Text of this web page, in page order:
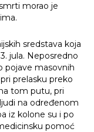
morao je
sredstava koja
jula. Neposredno
pojave masovnih
prelasku preko
tom putu, pri
na određenom
iz kolone su i po
pomoć